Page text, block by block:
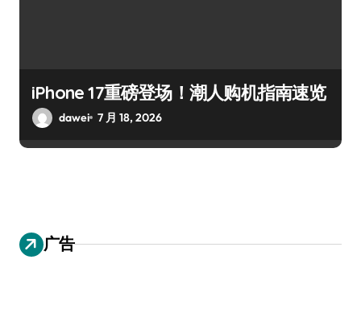
iPhone 17重磅登场！潮人购机指南速览
dawei 7 月 18, 2026
广告